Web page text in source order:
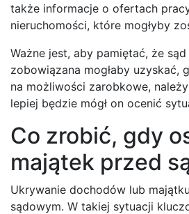
także informacje o ofertach
nieruchomości, które mogłyby
Ważne jest, aby pamiętać, że
zobowiązana mogłaby
na możliwości zarobkowe,
lepiej będzie mógł on ocenić
Co zrobić, gdy
majątek przed
Ukrywanie dochodów lub
sądowym. W takiej sytuacji